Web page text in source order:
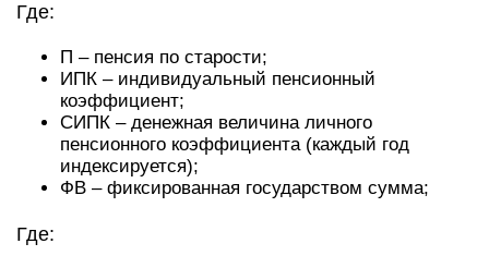
Где:
П – пенсия по старости;
ИПК – индивидуальный пенсионный
коэффициент;
СИПК – денежная величина личного
пенсионного коэффициента (каждый год
индексируется);
ФВ – фиксированная государством сумма;
Где: